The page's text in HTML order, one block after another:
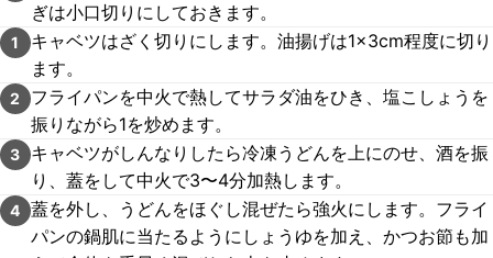
ぎは小口切りにしておきます。
1
キャベツはざく切りにします。油揚げは1×3cm程度に切り
ます。
2
フライパンを中火で熱してサラダ油をひき、塩こしょうを
振りながら1を炒めます。
3
キャベツがしんなりしたら冷凍うどんを上にのせ、酒を振
り、蓋をして中火で3〜4分加熱します。
4 蓋を外し、うどんをほぐし混ぜたら強火にします。フライ
パンの鍋肌に当たるようにしょうゆを加え、かつお節も加